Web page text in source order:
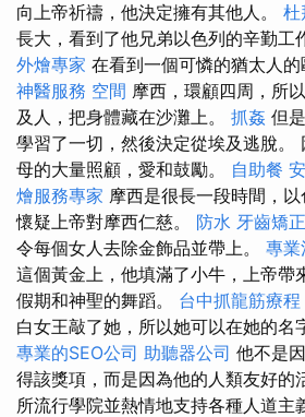
向上帝祈禱，他決定擁有其他人。 杜
長大，看到了他兄弟以色列的辛勤工
外燴專家 在看到一個可憐的猶太人的
神醫服務 空間 摩西，環顧四周，所
及人，把身體藏在沙灘上。 抓姦 但
學習了一切，然後決定從埃及逃脫。
母的大量照顧，愛和鼓勵。 自助餐
燴服務專家 摩西是很長一段時間，
懷疑上帝對摩西仁慈。 防水 牙齒矯正
令每個女人去除金飾品並帶上。 專業
這個黃金上，他填滿了小牛，上帝帶
假期和神聖的舞蹈。 台中抓龍筋療程
白女王敲了她，所以她可以在她的名
專業的SEO公司 助聽器公司 他不是
得該獎項，而是因為他的人類友好的
所流行學院並熱情地支持各種人道主